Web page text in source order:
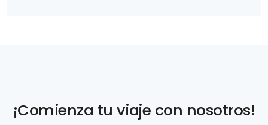
¡Comienza tu viaje con nosotros!